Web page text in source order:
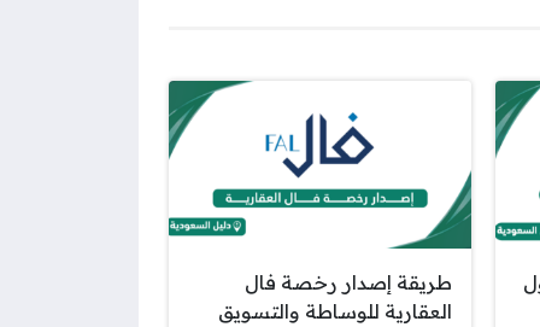
طريقة إصدار رخصة فال
العقارية للوساطة والتسويق